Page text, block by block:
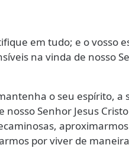
em tudo; e o vosso
na vinda de nosso
o seu espírito, a
Senhor Jesus
por viver de